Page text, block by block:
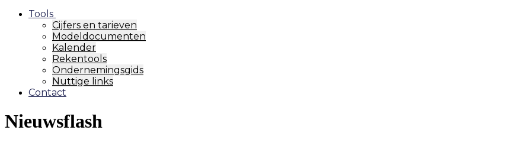
Tools
Cijfers en tarieven
Modeldocumenten
Kalender
Rekentools
Ondernemingsgids
Nuttige links
Contact
Nieuwsflash